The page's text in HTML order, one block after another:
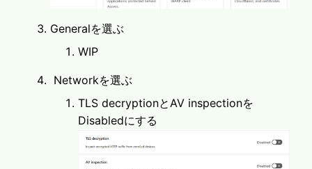
Generalを選ぶ
WIP
Networkを選ぶ
TLS decryptionとAV inspectionを
Disabledにする